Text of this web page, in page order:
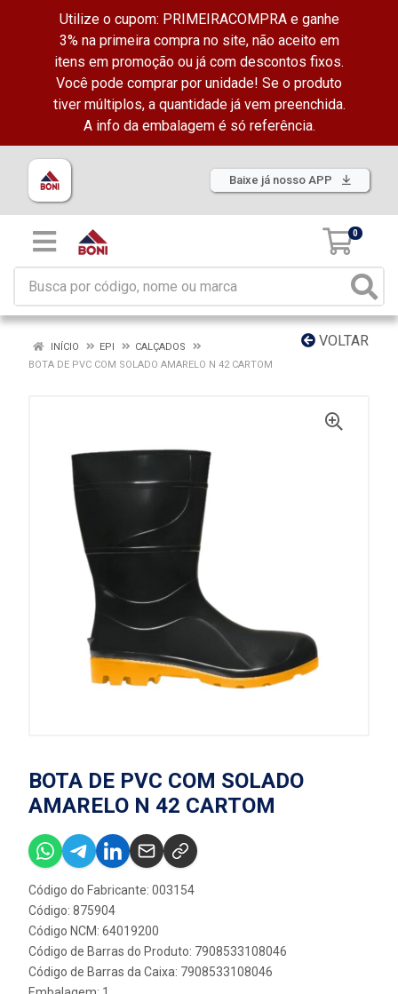
Utilize o cupom: PRIMEIRACOMPRA e ganhe
3% na primeira compra no site, não aceito em
itens em promoção ou já com descontos fixos.
Você pode comprar por unidade! Se o produto
tiver múltiplos, a quantidade já vem preenchida.
A info da embalagem é só referência.
Baixe já nosso APP
0
VOLTAR
INÍCIO EPI
CALÇADOS
BOTA DE PVC COM SOLADO AMARELO N 42 CARTOM
BOTA DE PVC COM SOLADO
AMARELO N 42 CARTOM
Código do Fabricante: 003154
Código: 875904
Código NCM: 64019200
Código de Barras do Produto: 7908533108046
Código de Barras da Caixa: 7908533108046